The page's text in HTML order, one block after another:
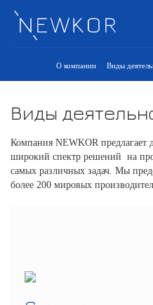
О компании Виды
Виды
Компания NEWKOR предлагает
широкий спектр решений на
самых различных задач. Мы
более 200 мировых